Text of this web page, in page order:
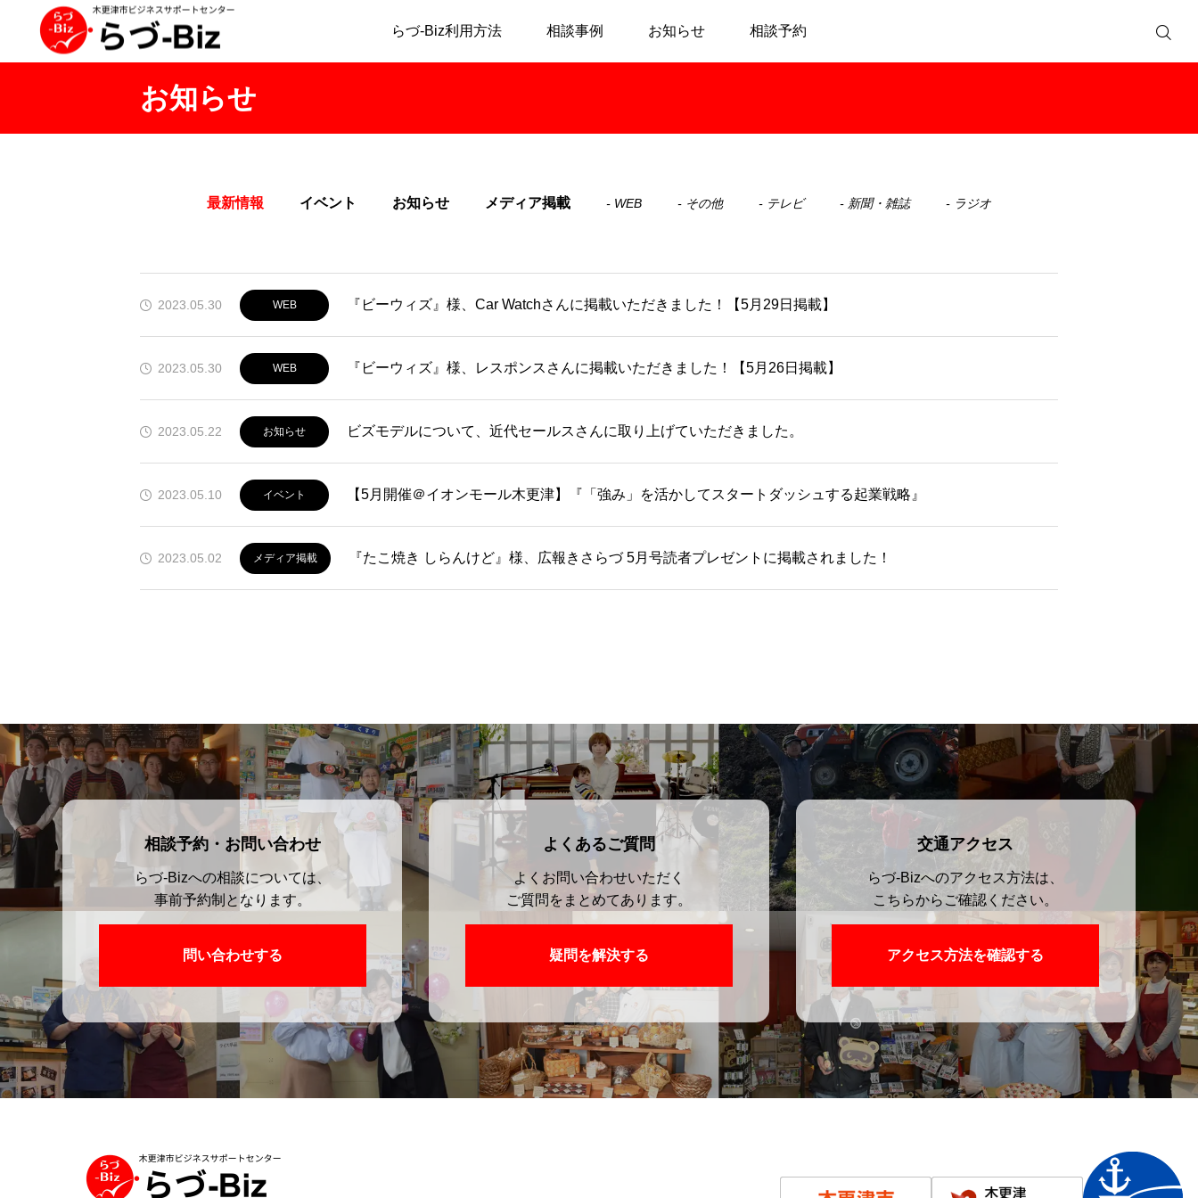
らづ-Biz利用方法 相談事例 お知らせ 相談予約
お知らせ
最新情報 イベント お知らせ メディア掲載 WEB その他 テレビ 新聞・雑誌 ラジオ
2023.05.30 WEB 『ビーウィズ』様、Car Watchさんに掲載いただきました！【5月29日掲載】
2023.05.30 WEB 『ビーウィズ』様、レスポンスさんに掲載いただきました！【5月26日掲載】
2023.05.22 お知らせ ビズモデルについて、近代セールスさんに取り上げていただきました。
2023.05.10 イベント 【5月開催＠イオンモール木更津】『「強み」を活かしてスタートダッシュする起業戦略』
2023.05.02 メディア掲載 『たこ焼き しらんけど』様、広報きさらづ 5月号読者プレゼントに掲載されました！
相談予約・お問い合わせ
らづ-Bizへの相談については、
事前予約制となります。
問い合わせする
よくあるご質問
よくお問い合わせいただく
ご質問をまとめてあります。
疑問を解決する
交通アクセス
らづ-Bizへのアクセス方法は、
こちらからご確認ください。
アクセス方法を確認する